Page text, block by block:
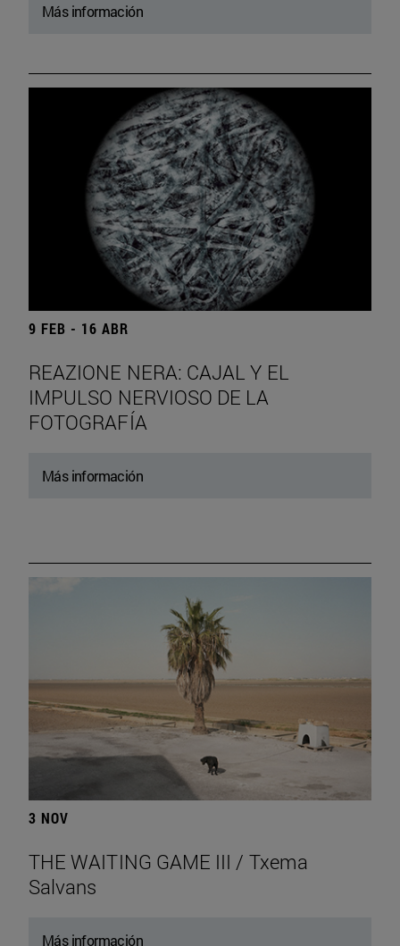
Más información
9 FEB - 16 ABR
REAZIONE NERA: CAJAL Y EL
IMPULSO NERVIOSO DE LA
FOTOGRAFÍA
Más información
3 NOV
THE WAITING GAME III / Txema
Salvans
Más información